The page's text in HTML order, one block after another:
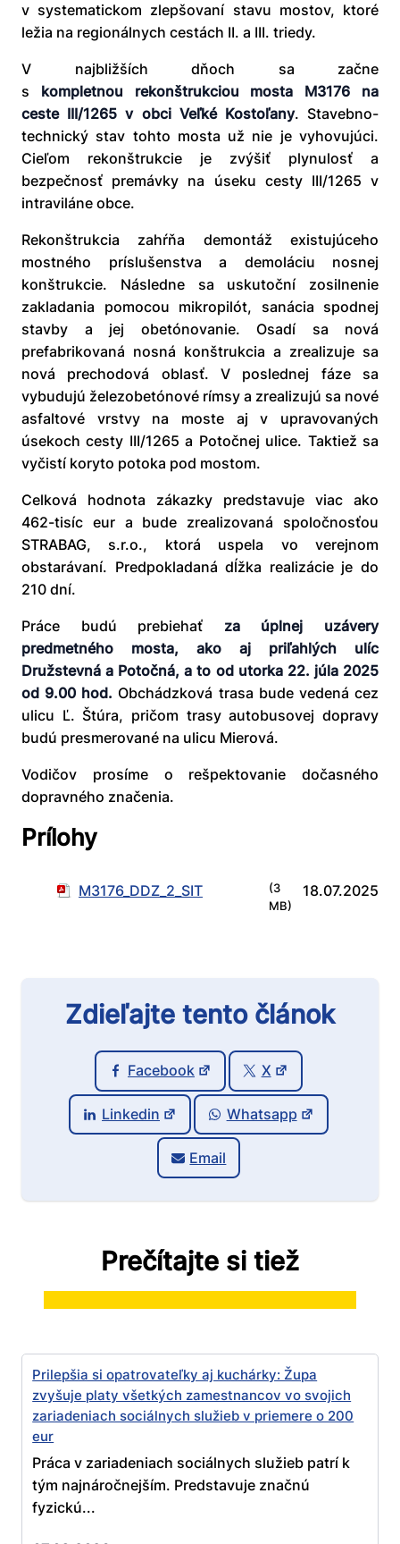
v systematickom zlepšovaní stavu mostov, ktoré
ležia na regionálnych cestách II. a III. triedy.
V najbližších dňoch sa začne
s kompletnou
rekonštrukciou mosta M3176 na
ceste III/1265 v obci Veľké Kostoľany. Stavebno-
technický stav tohto mosta už nie je vyhovujúci.
Cieľom rekonštrukcie je zvýšiť plynulosť a
bezpečnosť premávky na úseku cesty III/1265 v
intraviláne obce.
Rekonštrukcia zahŕňa demontáž existujúceho
mostného príslušenstva a demoláciu nosnej
konštrukcie. Následne sa uskutoční zosilnenie
zakladania pomocou mikropilót, sanácia spodnej
stavby a jej obetónovanie. Osadí sa nová
prefabrikovaná nosná konštrukcia a zrealizuje sa
nová prechodová oblasť. V poslednej fáze sa
vybudujú železobetónové rímsy a zrealizujú sa nové
asfaltové vrstvy na moste aj v upravovaných
úsekoch cesty III/1265 a Potočnej ulice. Taktiež sa
vyčistí koryto potoka pod mostom.
Celková hodnota zákazky predstavuje viac ako
462-tisíc eur a bude zrealizovaná spoločnosťou
STRABAG, s.r.o., ktorá uspela vo verejnom
obstarávaní. Predpokladaná dĺžka realizácie je do
210 dní.
Práce budú prebiehať za úplnej uzávery
predmetného mosta, ako aj priľahlých ulíc
Družstevná a Potočná, a to od utorka 22. júla 2025
od 9.00 hod. Obchádzková trasa bude vedená cez
ulicu Ľ. Štúra, pričom trasy autobusovej dopravy
budú presmerované na ulicu Mierová.
Vodičov prosíme o rešpektovanie dočasného
dopravného značenia.
Prílohy
M3176_DDZ_2_SIT
(3
MB)
18.07.2025
Zdieľajte tento článok
Facebook X
Linkedin Whatsapp
Email
Prečítajte si tiež
Prilepšia si opatrovateľky aj kuchárky: Župa
zvyšuje platy všetkých zamestnancov vo svojich
zariadeniach sociálnych služieb v priemere o 200
eur
Práca v zariadeniach sociálnych služieb patrí k
tým najnáročnejším. Predstavuje značnú
fyzickú...